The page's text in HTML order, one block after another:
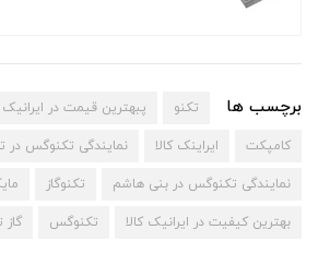
برچسب ها تکنو پبهترین قیمت در ایرانیک
کامپکت ایراینک کالا نمایندگی تکنوگس در
نمایندگی تکنوگس در بنی هاشم تکنوگاز
بهترین کیفیت در ایرانیک کالا تکنوگس گاز